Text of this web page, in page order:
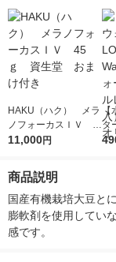
HAKU（ハク） メラ
ノフォーカスＩＶ 4
5ｇ 資生堂 おまけ
11,000円
【
タ
r（
商品説明
国産有機栽培大豆と
膨軟剤を使用してい
感です。